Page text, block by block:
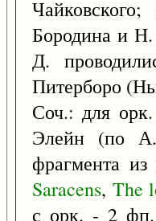
Бородина и
Д.
Питерборо
Соч.: для
Элейн (по
фрагмента
Saracens, The
с орк. - 2 фп.